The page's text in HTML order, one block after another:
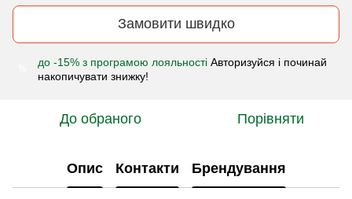
Замовити швидко
до -15% з програмою лояльності Авторизуйся і починай
накопичувати знижку!
До обраного Порівняти
Опис Контакти Брендування